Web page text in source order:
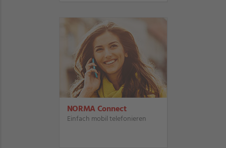
NORMA Connect
Einfach mobil telefonieren